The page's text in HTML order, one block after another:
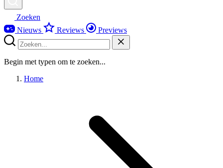
Zoeken
Nieuws
Reviews Previews
Begin met typen om te zoeken...
Home